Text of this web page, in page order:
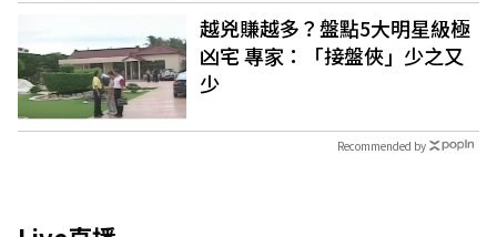
越兇賺越多？盤點5大明星級極
凶宅 專家：「接盤俠」少之又
少
Recommended by